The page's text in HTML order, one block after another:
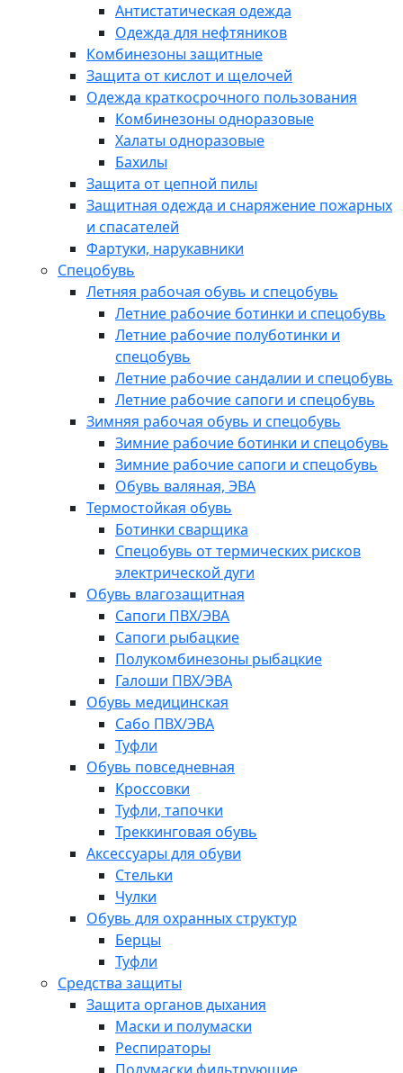
Антистатическая одежда
Одежда для нефтяников
Комбинезоны защитные
Защита от кислот и щелочей
Одежда краткосрочного пользования
Комбинезоны одноразовые
Халаты одноразовые
Бахилы
Защита от цепной пилы
Защитная одежда и снаряжение пожарных
и спасателей
Фартуки, нарукавники
Спецобувь
Летняя рабочая обувь и спецобувь
Летние рабочие ботинки и спецобувь
Летние рабочие полуботинки и
спецобувь
Летние рабочие сандалии и спецобувь
Летние рабочие сапоги и спецобувь
Зимняя рабочая обувь и спецобувь
Зимние рабочие ботинки и спецобувь
Зимние рабочие сапоги и спецобувь
Обувь валяная, ЭВА
Термостойкая обувь
Ботинки сварщика
Спецобувь от термических рисков
электрической дуги
Обувь влагозащитная
Сапоги ПВХ/ЭВА
Сапоги рыбацкие
Полукомбинезоны рыбацкие
Галоши ПВХ/ЭВА
Обувь медицинская
Сабо ПВХ/ЭВА
Туфли
Обувь повседневная
Кроссовки
Туфли, тапочки
Треккинговая обувь
Аксессуары для обуви
Стельки
Чулки
Обувь для охранных структур
Берцы
Туфли
Средства защиты
Защита органов дыхания
Маски и полумаски
Респираторы